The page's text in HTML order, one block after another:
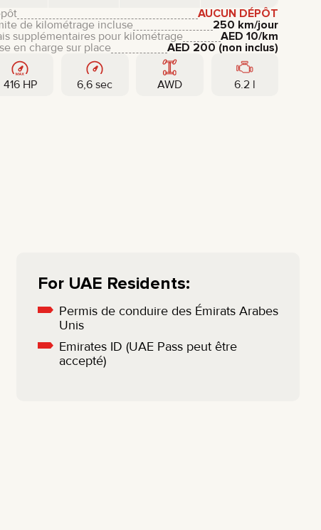
AUCUN DÉPÔT
de kilométrage incluse
250 km/jour
supplémentaires pour kilométrage
AED 10/km
en charge sur place
AED 200 (non inclus)
416 HP 6,6 sec AWD 6.2 l
For UAE Residents:
Permis de conduire des Émirats Arabes
Unis
Emirates ID (UAE Pass peut être
accepté)